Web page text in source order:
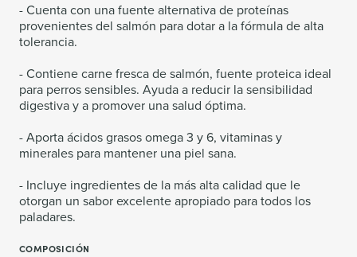
- Cuenta con una fuente alternativa de proteínas
provenientes del salmón para dotar a la fórmula de alta
tolerancia.
- Contiene carne fresca de salmón, fuente proteica ideal
para perros sensibles. Ayuda a reducir la sensibilidad
digestiva y a promover una salud óptima.
- Aporta ácidos grasos omega 3 y 6, vitaminas y
minerales para mantener una piel sana.
- Incluye ingredientes de la más alta calidad que le
otorgan un sabor excelente apropiado para todos los
paladares.
COMPOSICIÓN